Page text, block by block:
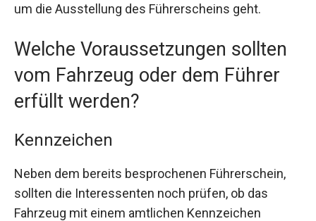
um die Ausstellung des Führerscheins geht.
Welche Voraussetzungen sollten
vom Fahrzeug oder dem Führer
erfüllt werden?
Kennzeichen
Neben dem bereits besprochenen Führerschein,
sollten die Interessenten noch prüfen, ob das
Fahrzeug mit einem amtlichen Kennzeichen